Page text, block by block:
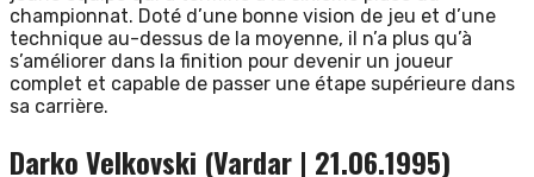
championnat. Doté d’une bonne vision de jeu et d’une
technique au-dessus de la moyenne, il n’a plus qu’à
s’améliorer dans la finition pour devenir un joueur
complet et capable de passer une étape supérieure dans
sa carrière.
Darko Velkovski (Vardar | 21.06.1995)